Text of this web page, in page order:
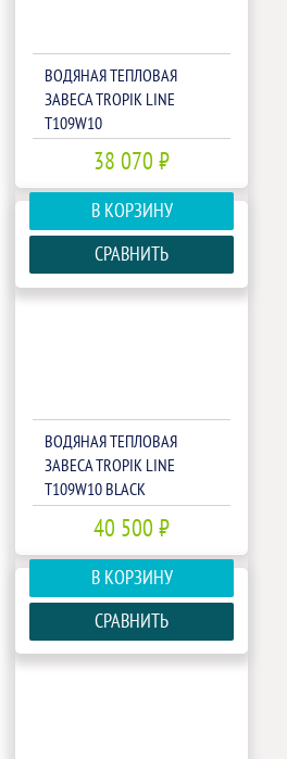
ВОДЯНАЯ ТЕПЛОВАЯ
ЗАВЕСА TROPIK LINE
T109W10
38 070 ₽
В КОРЗИНУ
СРАВНИТЬ
ВОДЯНАЯ ТЕПЛОВАЯ
ЗАВЕСА TROPIK LINE
T109W10 BLACK
40 500 ₽
В КОРЗИНУ
СРАВНИТЬ